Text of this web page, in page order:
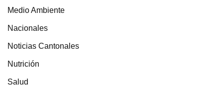
Medio Ambiente
Nacionales
Noticias Cantonales
Nutrición
Salud